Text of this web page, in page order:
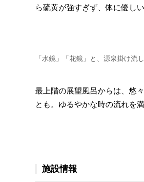
ら硫黄が強すぎず、体に優し
「水鏡」「花鏡」と、源泉掛け流
最上階の展望風呂からは、悠
とも。ゆるやかな時の流れを満
施設情報